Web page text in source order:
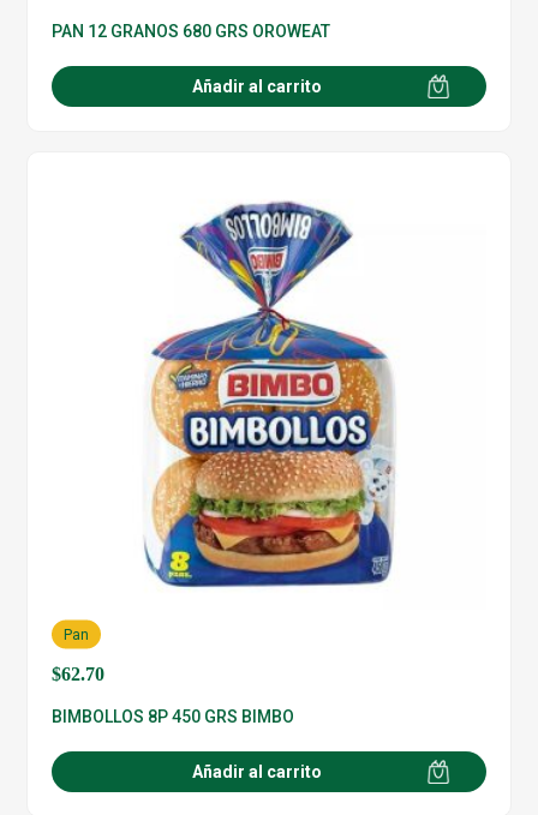
PAN 12 GRANOS 680 GRS OROWEAT
Añadir al carrito
$62.70
Pan
BIMBOLLOS 8P 450 GRS BIMBO
Añadir al carrito